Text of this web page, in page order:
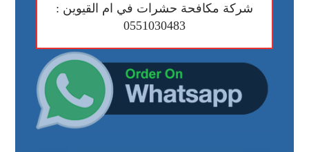
شركة مكافحة حشرات في ام القيوين :
0551030483